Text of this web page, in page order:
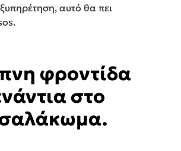
αυτό θα πει
φροντίδα
στο